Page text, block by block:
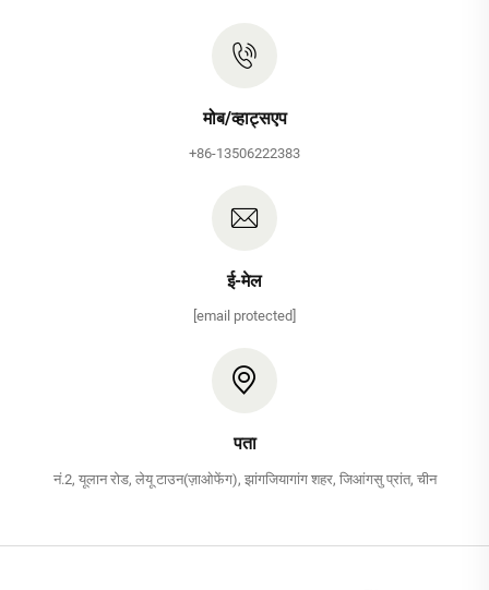
मोब/व्हाट्सएप
+86-13506222383
ई-मेल
[email protected]
पता
नं.2, यूलान रोड, लेयू टाउन(ज़ाओफेंग), झांगजियागांग शहर, जिआंगसु प्रांत, चीन